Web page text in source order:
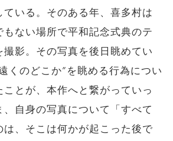
いる。そのある年、喜多村は
ない場所で平和記念式典のテ
撮影。その写真を後日眺めてい
くのどこか”を眺める行為につい
とが、本作へと繋がっていっ
自身の写真について「すべて
、そこは何かが起こった後で